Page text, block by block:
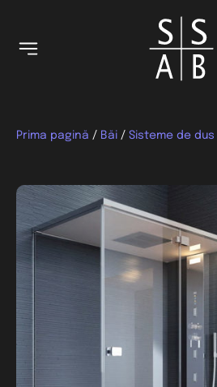
Prima pagină / Băi / Sisteme de dus